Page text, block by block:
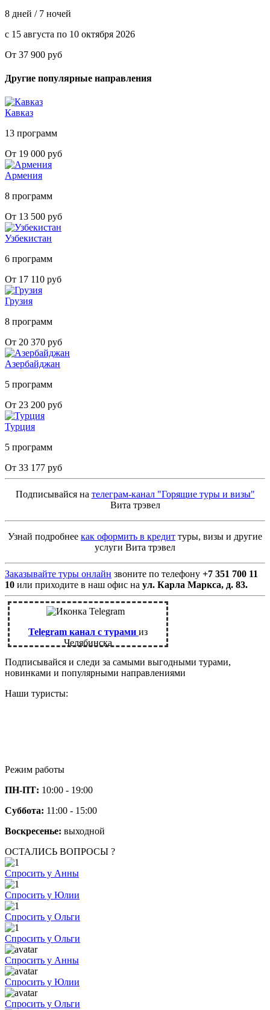
8 дней / 7 ночей
с 15 августа по 10 октября 2026
От 37 900 руб
Другие популярные направления
Кавказ
13 программ
От 19 000 руб
Армения
8 программ
От 13 500 руб
Узбекистан
6 программ
От 17 110 руб
Грузия
8 программ
От 20 370 руб
Азербайджан
5 программ
От 23 200 руб
Турция
5 программ
От 33 177 руб
Подписывайся на телеграм-канал "Горящие туры и визы"
Вита трэвел
Узнай подробнее как оформить в кредит туры, визы и другие
услуги Вита трэвел
Заказывайте туры онлайн звоните по телефону +7 351 700 11
10 или приходите в наш офис на ул. Карла Маркса, д. 83.
Telegram канал с турами из
Челябинска
Подписывайся и следи за самыми выгодными турами,
новинками и популярными направлениями
Наши туристы:
Режим работы
ПН-ПТ: 10:00 - 19:00
Суббота: 11:00 - 15:00
Воскресенье: выходной
ОСТАЛИСЬ ВОПРОСЫ ?
Спросить у Анны
Спросить у Юлии
Спросить у Ольги
Спросить у Ольги
Спросить у Анны
Спросить у Юлии
Спросить у Ольги